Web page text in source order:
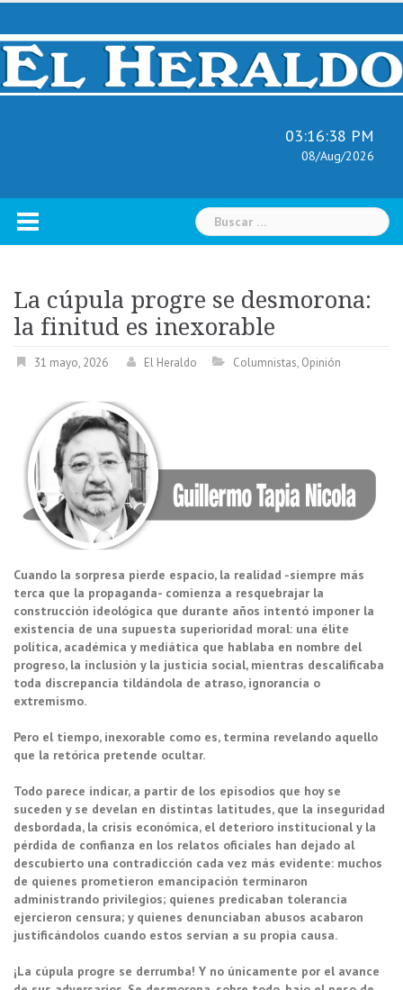
Skip
content
03:16:39 PM
08/Aug/2026
Buscar:
La cúpula progre se desmorona:
la finitud es inexorable
31 mayo, 2026 El Heraldo Columnistas, Opinión
Cuando la sorpresa pierde espacio, la realidad -siempre más
terca que la propaganda- comienza a resquebrajar la
construcción ideológica que durante años intentó imponer la
existencia de una supuesta superioridad moral: una élite
política, académica y mediática que hablaba en nombre del
progreso, la inclusión y la justicia social, mientras descalificaba
toda discrepancia tildándola de atraso, ignorancia o
extremismo.
Pero el tiempo, inexorable como es, termina revelando aquello
que la retórica pretende ocultar.
Todo parece indicar, a partir de los episodios que hoy se
suceden y se develan en distintas latitudes, que la inseguridad
desbordada, la crisis económica, el deterioro institucional y la
pérdida de confianza en los relatos oficiales han dejado al
descubierto una contradicción cada vez más evidente: muchos
de quienes prometieron emancipación terminaron
administrando privilegios; quienes predicaban tolerancia
ejercieron censura; y quienes denunciaban abusos acabaron
justificándolos cuando estos servían a su propia causa.
¡La cúpula progre se derrumba! Y no únicamente por el avance